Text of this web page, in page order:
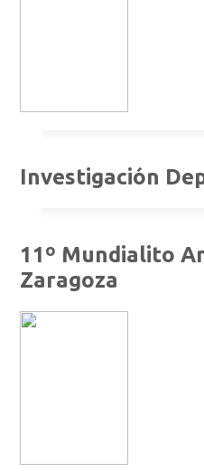
Investigación
11º Mundialito
Zaragoza